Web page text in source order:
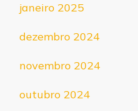
janeiro 2025
dezembro 2024
novembro 2024
outubro 2024